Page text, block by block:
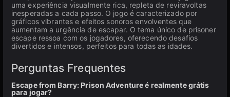
uma experiência visualmente rica, repleta de reviravoltas
inesperadas a cada passo. O jogo é caracterizado por
gráficos vibrantes e efeitos sonoros envolventes que
aumentam a urgência de escapar. O tema único de prisoner
escape ressoa com os jogadores, oferecendo desafios
divertidos e intensos, perfeitos para todas as idades.
Perguntas Frequentes
Escape from Barry: Prison Adventure é realmente grátis
para jogar?